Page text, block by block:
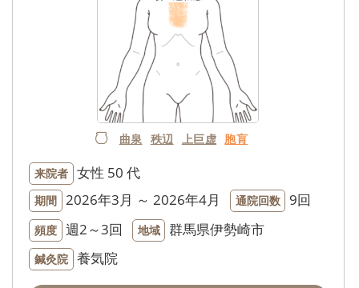
曲泉 秩辺 上巨虚 胞肓
来院者 女性 50 代
期間 2026年3月 ～ 2026年4月 通院回数 9回
頻度 週2～3回 地域 群馬県伊勢崎市
鍼灸院 養気院